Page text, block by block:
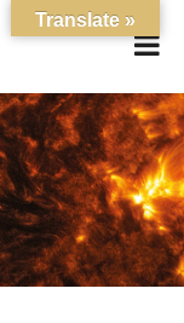
Translate »